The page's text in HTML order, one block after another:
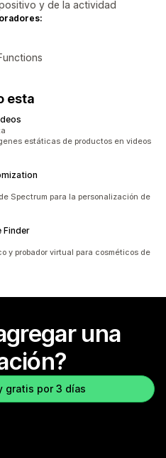
y de la actividad
esta
estáticas de productos en videos
Spectrum para la personalización de
Finder
y probador virtual para cosméticos de
una
gratis por 3 días